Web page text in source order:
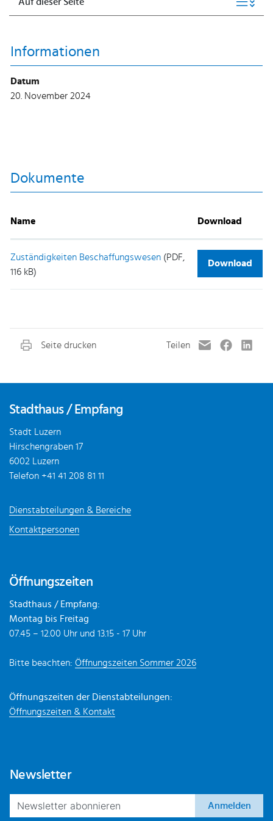
Informationen
Datum
20. November 2024
Dokumente
Name Download
Zuständigkeiten Beschaffungswesen (PDF,
116 kB)
Download
Stadthaus / Empfang
Stadt Luzern
Hirschengraben 17
6002 Luzern
Telefon +41 41 208 81 11
Dienstabteilungen & Bereiche
Kontaktpersonen
Öffnungszeiten
Stadthaus / Empfang:
Montag bis Freitag
07.45 – 12.00 Uhr und 13.15 - 17 Uhr
Bitte beachten: Öffnungszeiten Sommer 2026
Öffnungszeiten der Dienstabteilungen:
Öffnungszeiten & Kontakt
Newsletter
Anmelden